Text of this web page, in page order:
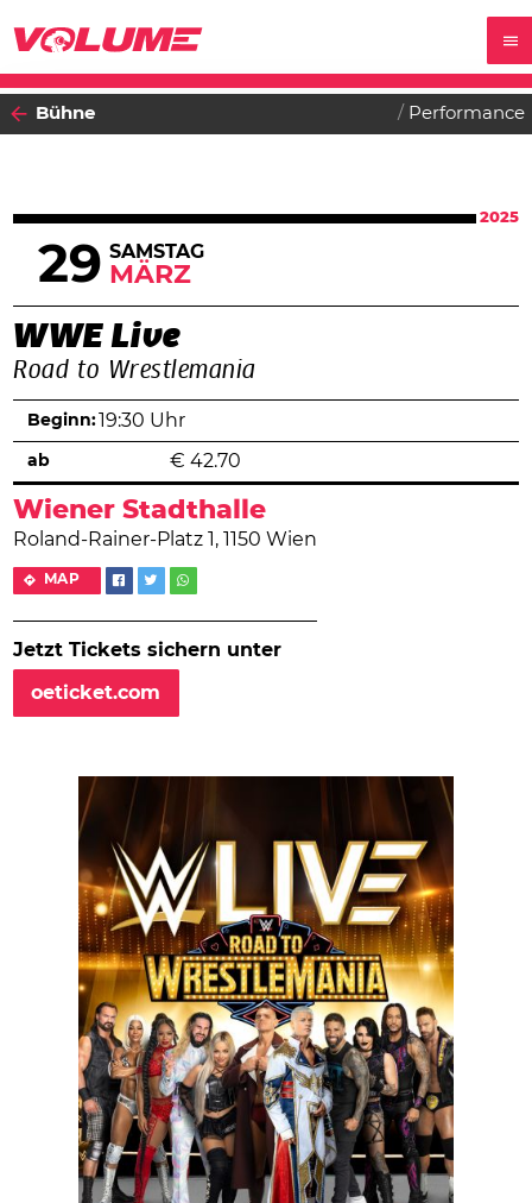
Bühne Performance
2025
29 SAMSTAG
MÄRZ
WWE Live
Road to Wrestlemania
Wiener Stadthalle
Roland-Rainer-Platz 1, 1150 Wien
MAP
Jetzt Tickets sichern unter
oeticket.com
Beginn: 19:30 Uhr
ab € 42.70